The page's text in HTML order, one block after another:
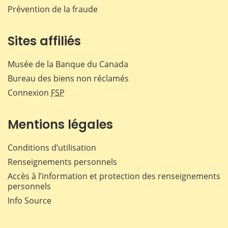
Prévention de la fraude
Sites affiliés
Musée de la Banque du Canada
Bureau des biens non réclamés
Connexion FSP
Mentions légales
Conditions d’utilisation
Renseignements personnels
Accès à l’information et protection des renseignements
personnels
Info Source